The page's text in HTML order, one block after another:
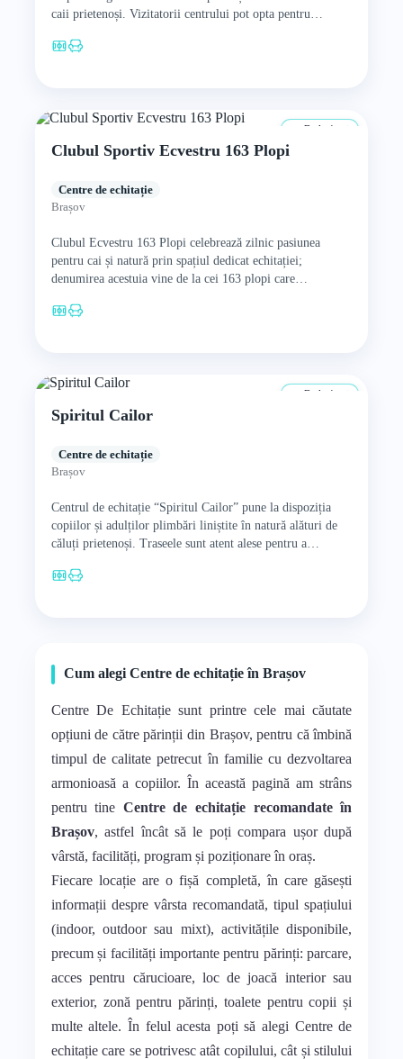
caii prietenoși. Vizitatorii centrului pot opta pentru…
De la 4 ani
Clubul Sportiv Ecvestru 163 Plopi
Centre de echitație
Brașov
Clubul Ecvestru 163 Plopi celebrează zilnic pasiunea
pentru cai și natură prin spațiul dedicat echitației;
denumirea acestuia vine de la cei 163 plopi care
De la 4 ani
Spiritul Cailor
Centre de echitație
Brașov
Centrul de echitație “Spiritul Cailor” pune la dispoziția
copiilor și adulților plimbări liniștite în natură alături de
căluți prietenoși. Traseele sunt atent alese pentru a
Cum alegi Centre de echitație în Brașov
Centre De Echitație sunt printre cele mai căutate
opțiuni de către părinții din Brașov, pentru că îmbină
timpul de calitate petrecut în familie cu dezvoltarea
armonioasă a copiilor. În această pagină am strâns
pentru tine Centre de echitație recomandate în
Brașov, astfel încât să le poți compara ușor după
vârstă, facilități, program și poziționare în oraș.
Fiecare locație are o fișă completă, în care găsești
informații despre vârsta recomandată, tipul spațiului
(indoor, outdoor sau mixt), activitățile disponibile,
precum și facilități importante pentru părinți: parcare,
acces pentru cărucioare, loc de joacă interior sau
exterior, zonă pentru părinți, toalete pentru copii și
multe altele. În felul acesta poți să alegi Centre de
echitație care se potrivesc atât copilului, cât și stilului